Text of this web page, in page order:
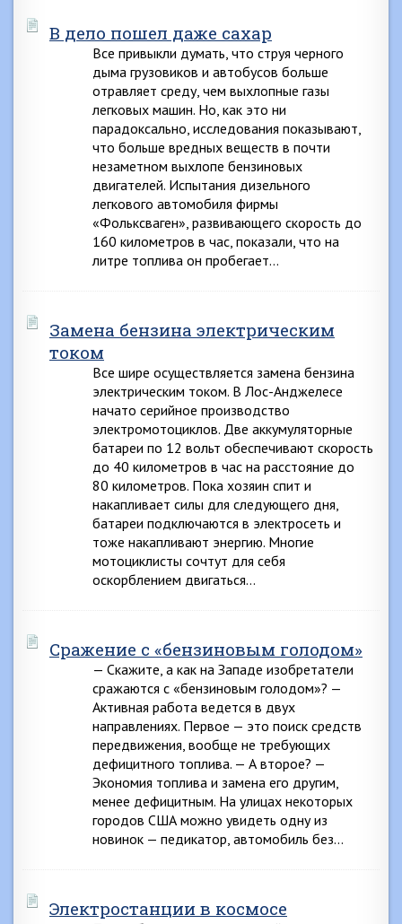
В дело пошел даже сахар
Все привыкли думать, что струя черного
дыма грузовиков и автобусов больше
отравляет среду, чем выхлопные газы
легковых машин. Но, как это ни
парадоксально, исследования показывают,
что больше вредных веществ в почти
незаметном выхлопе бензиновых
двигателей. Испытания дизельного
легкового автомобиля фирмы
«Фольксваген», развивающего скорость до
160 километров в час, показали, что на
литре топлива он пробегает…
Замена бензина электрическим
током
Все шире осуществляется замена бензина
электрическим током. В Лос-Анджелесе
начато серийное производство
электромотоциклов. Две аккумуляторные
батареи по 12 вольт обеспечивают скорость
до 40 километров в час на расстояние до
80 километров. Пока хозяин спит и
накапливает силы для следующего дня,
батареи подключаются в электросеть и
тоже накапливают энергию. Многие
мотоциклисты сочтут для себя
оскорблением двигаться…
Сражение с «бензиновым голодом»
— Скажите, а как на Западе изобретатели
сражаются с «бензиновым голодом»? —
Активная работа ведется в двух
направлениях. Первое — это поиск средств
передвижения, вообще не требующих
дефицитного топлива. — А второе? —
Экономия топлива и замена его другим,
менее дефицитным. На улицах некоторых
городов США можно увидеть одну из
новинок — педикатор, автомобиль без…
Электростанции в космосе